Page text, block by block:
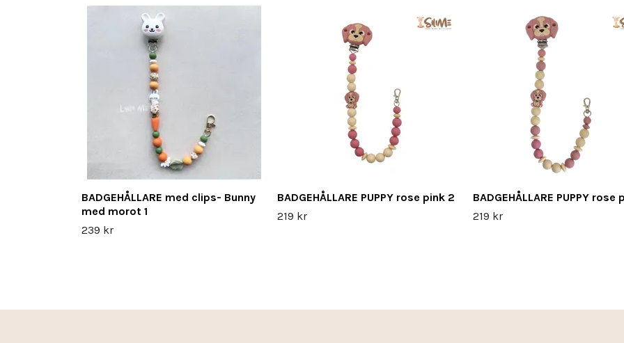
BADGEHÅLLARE med clips- Bunny
med morot 1
239 kr
BADGEHÅLLARE PUPPY rose pink 2
219 kr
BADGEHÅLLARE PUPPY rose
219 kr